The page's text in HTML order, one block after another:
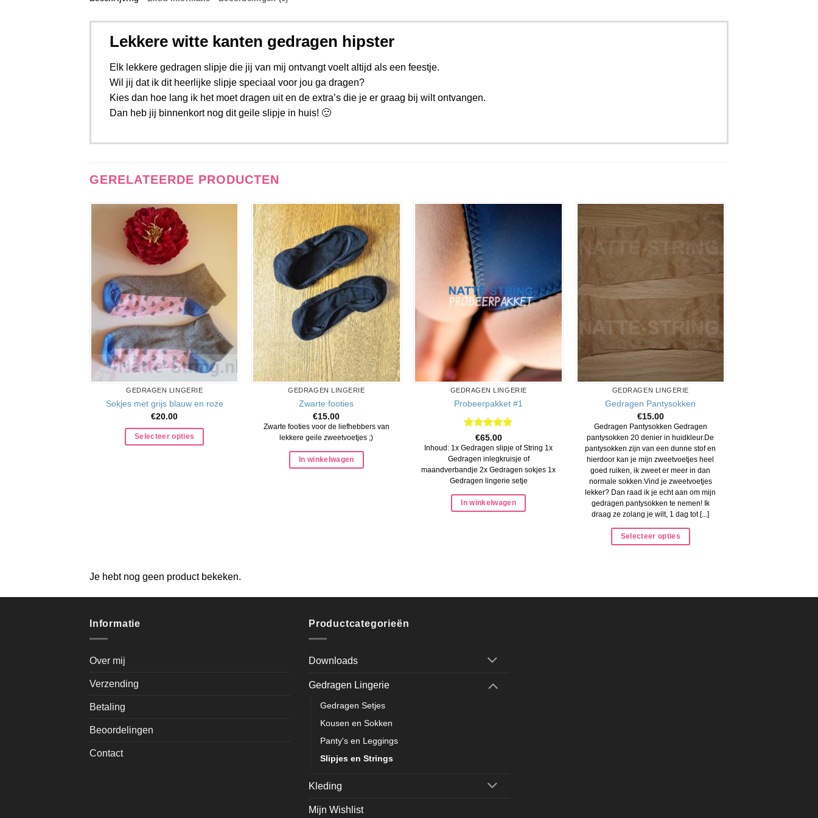
Lekkere witte kanten gedragen hipster
Elk lekkere gedragen slipje die jij van mij ontvangt voelt altijd als een feestje.
Wil jij dat ik dit heerlijke slipje speciaal voor jou ga dragen?
Kies dan hoe lang ik het moet dragen uit en de extra’s die je er graag bij wilt ontvangen.
Dan heb jij binnenkort nog dit geile slipje in huis! 🙂
GERELATEERDE PRODUCTEN
GEDRAGEN LINGERIE
Sokjes met grijs blauw en roze
€20.00
Selecteer opties
Aan
verlanglijst
toevoegen
GEDRAGEN LINGERIE
Zwarte footies
€15.00
Zwarte footies voor de liefhebbers van
lekkere geile zweetvoetjes ;)
In winkelwagen
GEDRAGEN LINGERIE
Probeerpakket #1
Waardering
5uit 5
€65.00
Inhoud: 1x Gedragen slipje of String 1x
Gedragen inlegkruisje of
maandverbandje 2x Gedragen sokjes 1x
Gedragen lingerie setje
In winkelwagen
verlanglijst
toevoegen
GEDRAGEN LINGERIE
Gedragen Pantysokken
€15.00
Gedragen Pantysokken Gedragen
pantysokken 20 denier in huidkleur.De
pantysokken zijn van een dunne stof en
hierdoor kan je mijn zweetvoetjes heel
goed ruiken, ik zweet er meer in dan
normale sokken.Vind je zweetvoetjes
lekker? Dan raad ik je echt aan om mijn
gedragen pantysokken te nemen! Ik
draag ze zolang je wilt, 1 dag tot [...]
Selecteer opties
Je hebt nog geen product bekeken.
Informatie
Over mij
Verzending
Betaling
Beoordelingen
Contact
Productcategorieën
Downloads
Gedragen Lingerie
Gedragen Setjes
Kousen en Sokken
Panty's en Leggings
Slipjes en Strings
Kleding
Mijn Wishlist